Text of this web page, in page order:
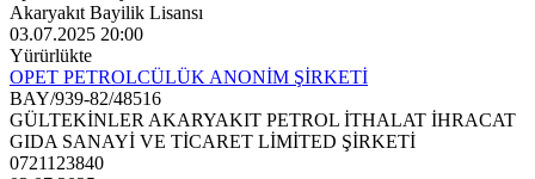
Akaryakıt Bayilik Lisansı
03.07.2025 20:00
Yürürlükte
OPET PETROLCÜLÜK ANONİM ŞİRKETİ
BAY/939-82/48516
GÜLTEKİNLER AKARYAKIT PETROL İTHALAT İHRACAT
GIDA SANAYİ VE TİCARET LİMİTED ŞİRKETİ
0721123840